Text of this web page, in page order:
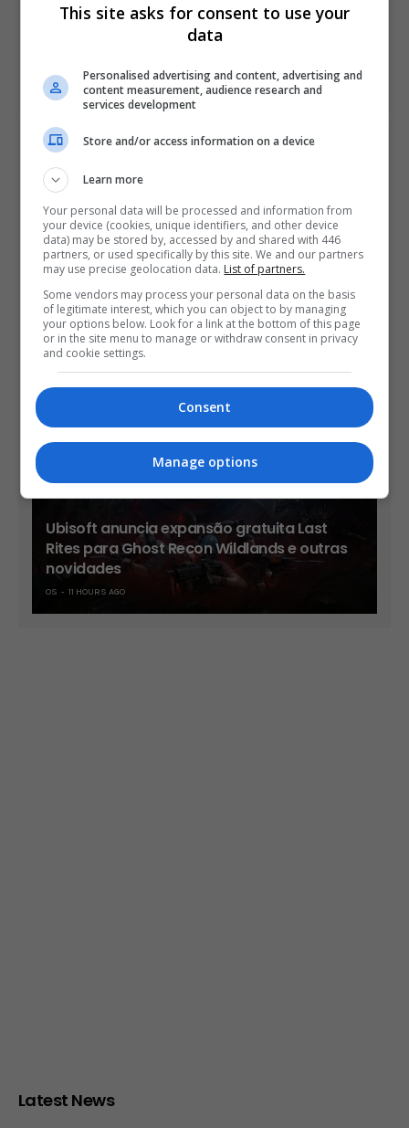
filme
PlayStation VR2 será lançado no começo de 2023
ÚLTIMAS NOTÍCIAS
Trailer mostra novos chefes e cenários de
Onimusha: Way of the Sword
9 HOURS AGO
Ubisoft anuncia expansão gratuita Last
Rites para Ghost Recon Wildlands e outras
novidades
OS 11 HOURS AGO
Latest News
This site asks for consent to use your
data
Personalised advertising and content, advertising and
content measurement, audience research and
services development
Store and/or access information on a device
Learn more
Your personal data will be processed and information from
your device (cookies, unique identifiers, and other device
data) may be stored by, accessed by and shared with 446
partners, or used specifically by this site. We and our partners
may use precise geolocation data. List of partners.
Some vendors may process your personal data on the basis
of legitimate interest, which you can object to by managing
your options below. Look for a link at the bottom of this page
or in the site menu to manage or withdraw consent in privacy
and cookie settings.
Consent
Manage options